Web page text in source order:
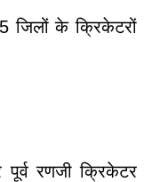
जिलों के क्रिकेटरों
पूर्व रणजी क्रिकेटर